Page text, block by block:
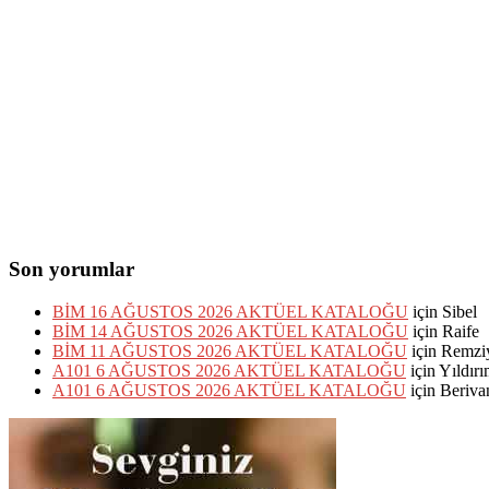
Son yorumlar
BİM 16 AĞUSTOS 2026 AKTÜEL KATALOĞU için Sibel
BİM 14 AĞUSTOS 2026 AKTÜEL KATALOĞU için Raife
BİM 11 AĞUSTOS 2026 AKTÜEL KATALOĞU için
A101 6 AĞUSTOS 2026 AKTÜEL KATALOĞU için
A101 6 AĞUSTOS 2026 AKTÜEL KATALOĞU için